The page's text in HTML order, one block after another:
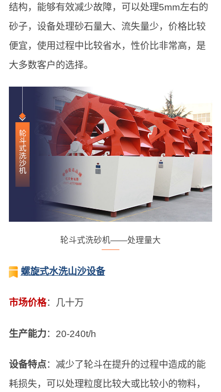
结构，能够有效减少故障，可以处理5mm左右的
砂子，设备处理砂石量大、流失量少，价格比较
便宜，使用过程中比较省水，性价比非常高，是
大多数客户的选择。
轮斗式洗砂机——处理量大
螺旋式水洗山沙设备
市场价格：几十万
生产能力：20-240t/h
设备特点：减少了轮斗在提升的过程中造成的能
耗损失，可以处理粒度比较大或比较小的物料，